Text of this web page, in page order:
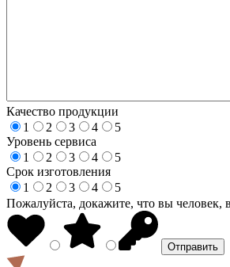
Качество продукции
1
2 3 4
5
Уровень сервиса
1
2 3 4
5
Срок изготовления
1
2 3 4
5
Пожалуйста, докажите, что вы человек,